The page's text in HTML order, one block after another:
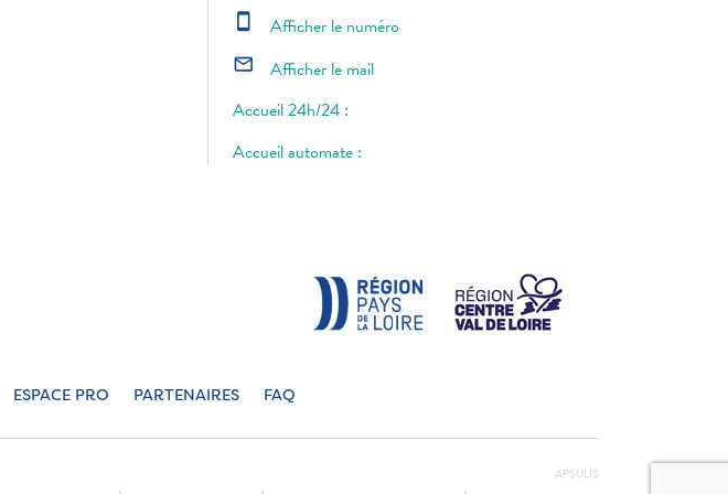
smartphone Afficher le numéro
mail_outline
Afficher le mail
Accueil 24h/24 :
Accueil automate :
ESPACE PRO PARTENAIRES FAQ
APSULIS